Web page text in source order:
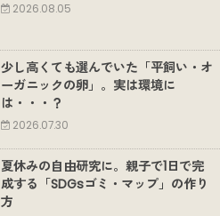
2026.08.05
少し高くても選んでいた「平飼い・オ
ーガニックの卵」。実は環境に
は・・・？
2026.07.30
夏休みの自由研究に。親子で1日で完
成する「SDGsゴミ・マップ」の作り
方